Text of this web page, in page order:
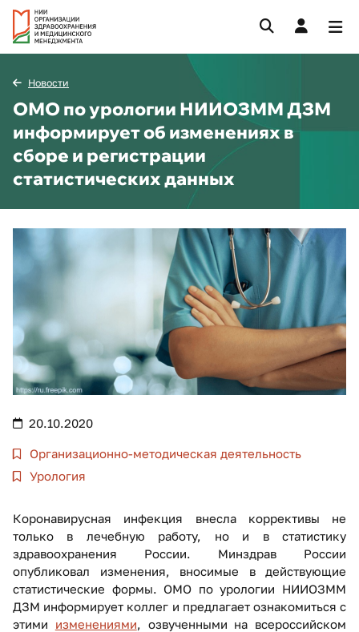
Новости
ОМО по урологии НИИОЗММ ДЗМ
информирует об изменениях в
сборе и регистрации
статистических данных
20.10.2020
Организационно-методическая деятельность
Урология
Коронавирусная инфекция внесла коррективы не
только в лечебную работу, но и в статистику
здравоохранения России. Минздрав России
опубликовал изменения, вносимые в действующие
статистические формы. ОМО по урологии НИИОЗММ
ДЗМ информирует коллег и предлагает ознакомиться с
этими изменениями , озвученными на всероссийском